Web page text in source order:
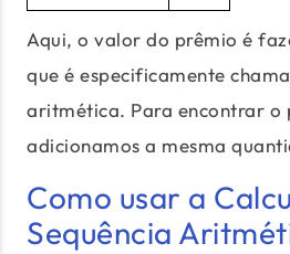
Aqui, o valor do prêmio é
que é especificamente
aritmética. Para encontrar o
adicionamos a mesma
Como usar a
Sequência